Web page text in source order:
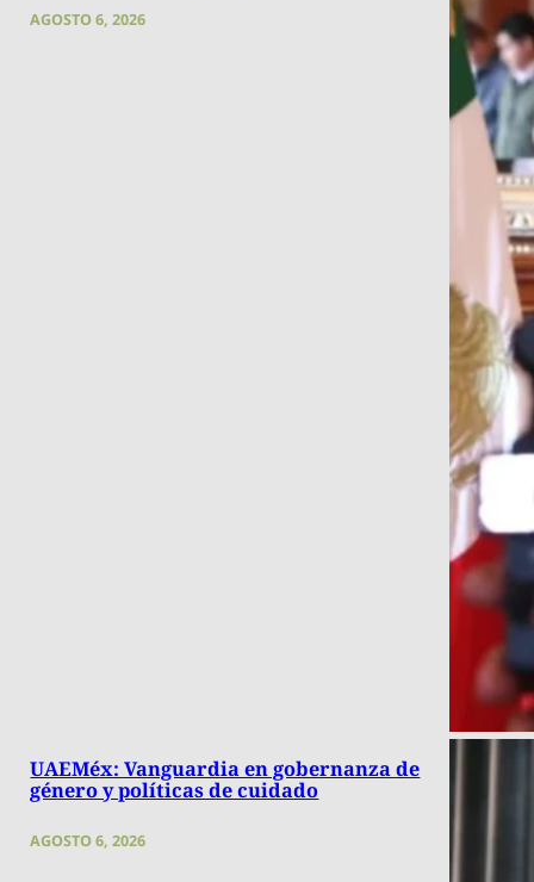
AGOSTO 6, 2026
UAEMéx: Vanguardia en gobernanza de
género y políticas de cuidado
AGOSTO 6, 2026